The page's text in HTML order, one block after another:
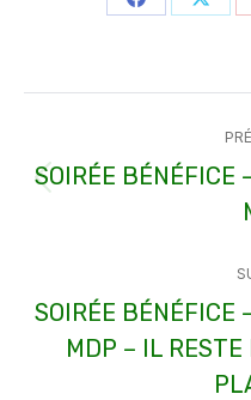
Partager
article
SOIRÉE BÉNÉFICE
SOIRÉE BÉNÉFICE
MDP – IL RESTE